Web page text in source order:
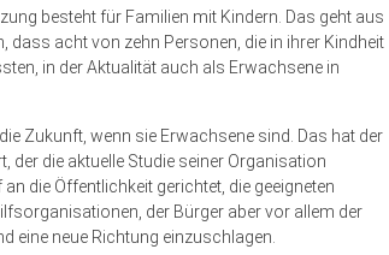
besteht für Familien mit Kindern. Das geht aus
dass acht von zehn Personen, die in ihrer Kindheit
in der Aktualität auch als Erwachsene in
Zukunft, wenn sie Erwachsene sind. Das hat der
der die aktuelle Studie seiner Organisation
die Öffentlichkeit gerichtet, die geeigneten
der Bürger aber vor allem der
eine neue Richtung einzuschlagen.